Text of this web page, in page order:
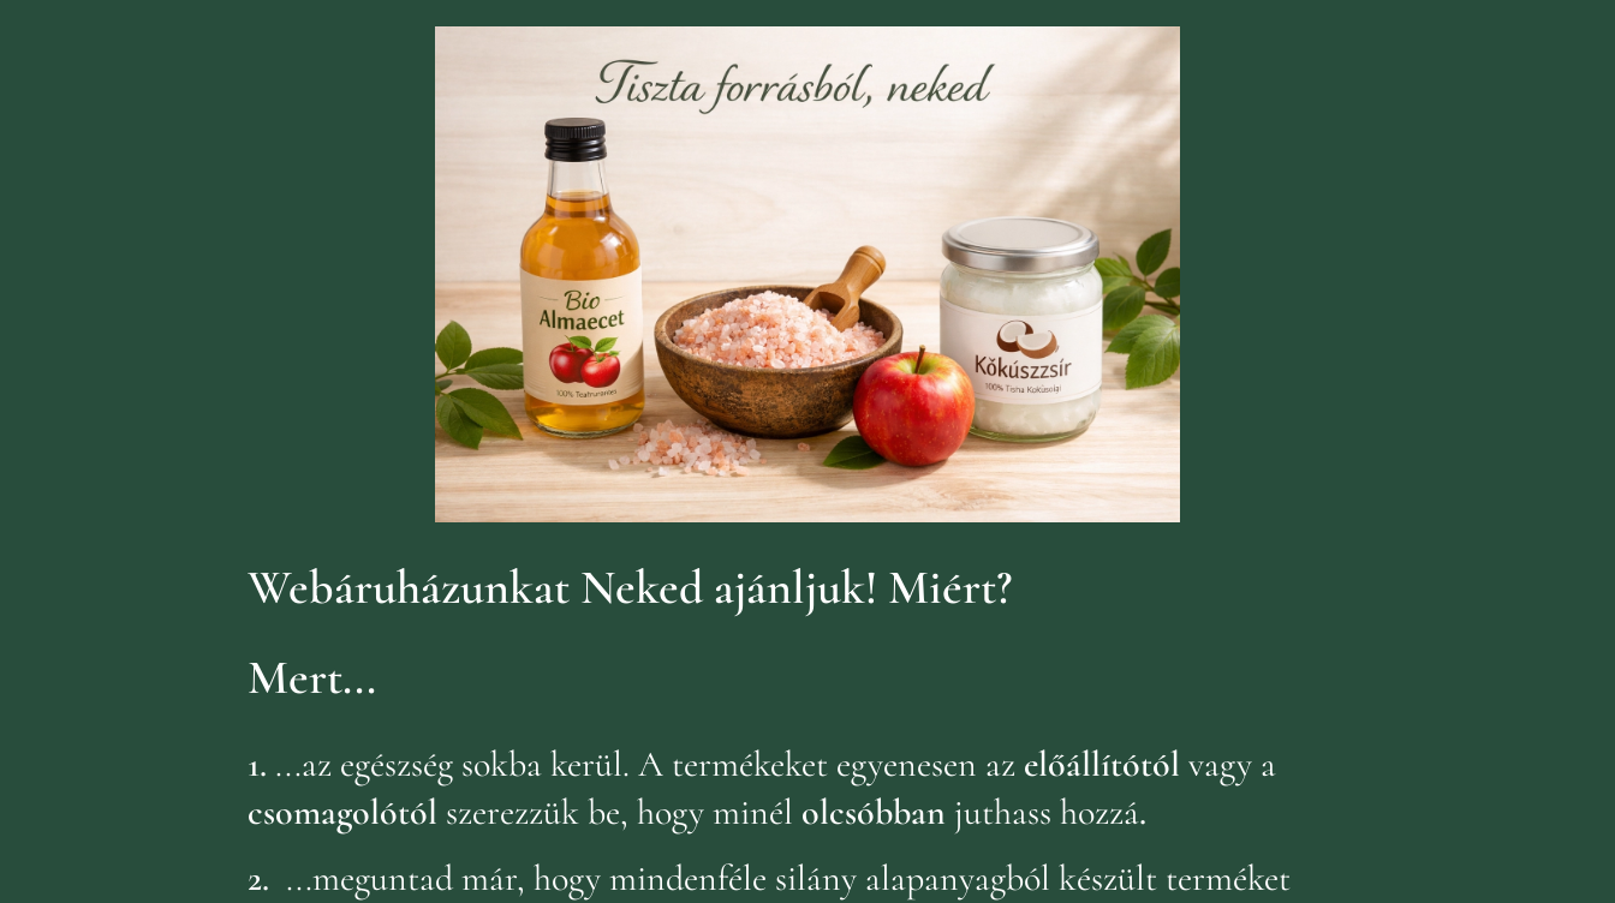
Webáruházunkat Neked ajánljuk! Miért?
Mert...
1. ...az egészség sokba kerül. A termékeket egyenesen az előállítótól vagy a
csomagolótól szerezzük be, hogy minél olcsóbban juthass hozzá.
2. ...meguntad már, hogy mindenféle silány alapanyagból készült terméket